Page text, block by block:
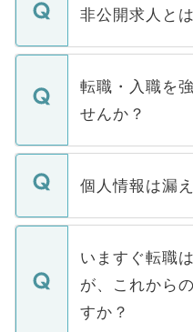
登録内容を確認
ます。通常、5営
いただきますの
非公開求人と
マイナビ
うち約3割は、
けない「非公開
下記の理由によ
ません。
■応募殺到を避
関を公にしてし
に、医療機関が
みを人材紹介会
ています。
転職・入職を
せんか？
転職・入職を強
ん。また、仮に
定を承諾する必
の辞退の連絡は
個人情報は漏
個人情報が漏え
で、ご安心くだ
などで収集した
ご本人のキャリ
支援を目的に使
いますぐ転職
が、これから
すか？